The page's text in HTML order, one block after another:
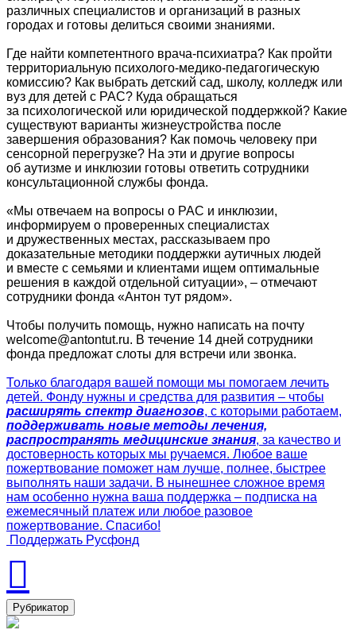
различных специалистов и организаций в разных
городах и готовы делиться своими знаниями.
Где найти компетентного врача-психиатра? Как пройти
территориальную психолого-медико-педагогическую
комиссию? Как выбрать детский сад, школу, колледж или
вуз для детей с РАС? Куда обращаться
за психологической или юридической поддержкой? Какие
существуют варианты жизнеустройства после
завершения образования? Как помочь человеку при
сенсорной перегрузке? На эти и другие вопросы
об аутизме и инклюзии готовы ответить сотрудники
консультационной службы фонда.
«Мы отвечаем на вопросы о РАС и инклюзии,
информируем о проверенных специалистах
и дружественных местах, рассказываем про
доказательные методики поддержки аутичных людей
и вместе с семьями и клиентами ищем оптимальные
решения в каждой отдельной ситуации», – отмечают
сотрудники фонда «Антон тут рядом».
Чтобы получить помощь, нужно написать на почту
welcome@antontut.ru. В течение 14 дней сотрудники
фонда предложат слоты для встречи или звонка.
Только благодаря вашей помощи мы помогаем лечить
детей. Фонду нужны и средства для развития – чтобы
расширять спектр диагнозов, с которыми работаем,
поддерживать новые методы лечения,
распространять медицинские знания, за качество и
достоверность которых мы ручаемся. Любое ваше
пожертвование поможет нам лучше, полнее, быстрее
выполнять наши задачи. В нынешнее сложное время
нам особенно нужна ваша поддержка – подписка на
ежемесячный платеж или любое разовое
пожертвование. Спасибо!
Поддержать Русфонд
Рубрикатор